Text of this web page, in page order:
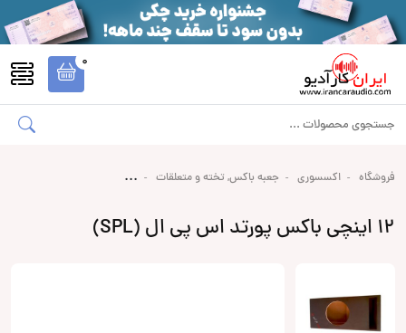
0
فروشگاه اکسسوری جعبه باکس, تخته و متعلقات
12 اینچی باکس پورتد اس پی ال (SPL)